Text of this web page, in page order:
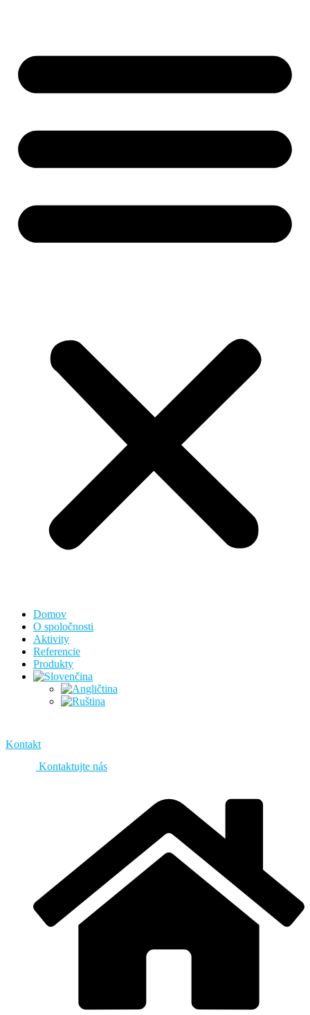
Domov
O spoločnosti
Aktivity
Referencie
Produkty
Kontakt
Kontaktujte nás